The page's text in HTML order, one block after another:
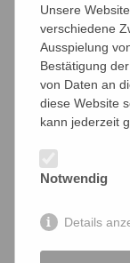
Unsere
verschiedene
Ausspielung
Bestätigung
von Daten an
diese Website
kann jederzeit
Notwendig
Details